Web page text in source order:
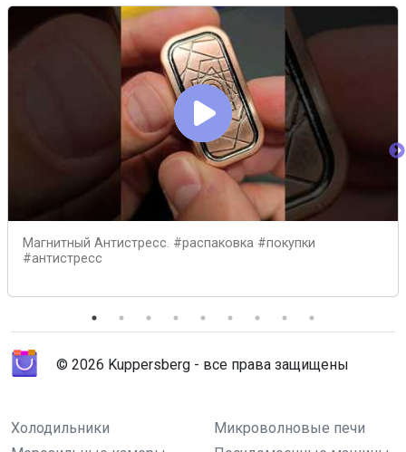
Магнитный Антистресс. #распаковка #покупки
#антистресс
© 2026 Kuppersberg - все права защищены
Холодильники
Микроволновые печи